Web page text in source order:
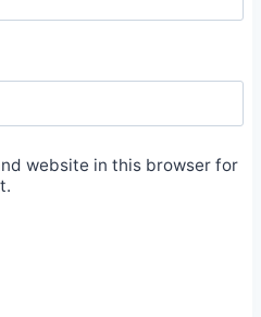
website in this browser for